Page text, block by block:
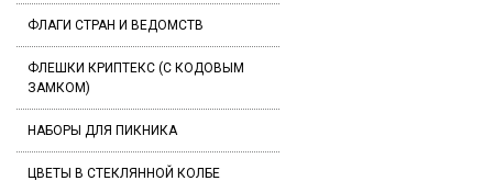
ФЛАГИ СТРАН И ВЕДОМСТВ
ФЛЕШКИ КРИПТЕКС (С КОДОВЫМ
ЗАМКОМ)
НАБОРЫ ДЛЯ ПИКНИКА
ЦВЕТЫ В СТЕКЛЯННОЙ КОЛБЕ